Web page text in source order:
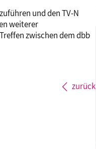
und den TV-N
weiterer
zwischen dem dbb
zurück